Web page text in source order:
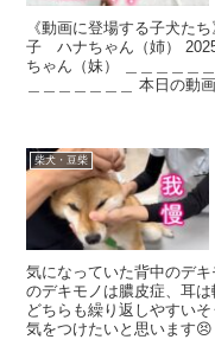
《動画に登場する子犬た
子 ハナちゃん（姉）
ちゃん（妹） ＿＿＿＿＿
＿＿＿＿＿＿＿ 本日の動
柴犬・豆柴
気になっていた背中のデ
のデキモノは膿皮症、耳
どちらも繰り返しやすい
気をつけたいと思います